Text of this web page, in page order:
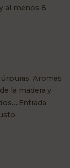
al menos 8
Aromas
la madera y